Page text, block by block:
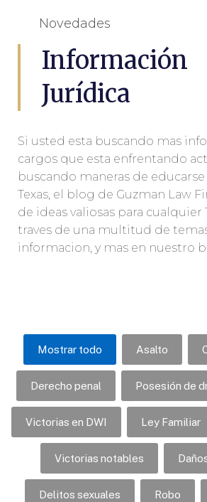
Novedades
Información
Jurídica
Si usted esta buscando mas
cargos que esta enfrentando
buscando maneras de
Texas, el blog de Guzman Law
de ideas valiosas para cualquier
traves de una multitud de
informacion, y mas en nuestro
Mostrar todo Asalto
Derecho penal Posesión de
Victorias en DWI Ley Familiar
Victorias notables
Delitos sexuales Robo